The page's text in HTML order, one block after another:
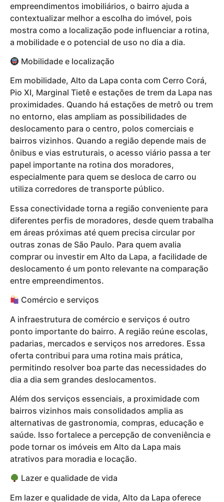
empreendimentos imobiliários, o bairro ajuda a
contextualizar melhor a escolha do imóvel, pois
mostra como a localização pode influenciar a rotina,
a mobilidade e o potencial de uso no dia a dia.
Mobilidade e localização
Em mobilidade, Alto da Lapa conta com Cerro Corá,
Pio XI, Marginal Tietê e estações de trem da Lapa nas
proximidades. Quando há estações de metrô ou trem
no entorno, elas ampliam as possibilidades de
deslocamento para o centro, polos comerciais e
bairros vizinhos. Quando a região depende mais de
ônibus e vias estruturais, o acesso viário passa a ter
papel importante na rotina dos moradores,
especialmente para quem se desloca de carro ou
utiliza corredores de transporte público.
Essa conectividade torna a região conveniente para
diferentes perfis de moradores, desde quem trabalha
em áreas próximas até quem precisa circular por
outras zonas de São Paulo. Para quem avalia
comprar ou investir em Alto da Lapa, a facilidade de
deslocamento é um ponto relevante na comparação
entre empreendimentos.
Comércio e serviços
A infraestrutura de comércio e serviços é outro
ponto importante do bairro. A região reúne escolas,
padarias, mercados e serviços nos arredores. Essa
oferta contribui para uma rotina mais prática,
permitindo resolver boa parte das necessidades do
dia a dia sem grandes deslocamentos.
Além dos serviços essenciais, a proximidade com
bairros vizinhos mais consolidados amplia as
alternativas de gastronomia, compras, educação e
saúde. Isso fortalece a percepção de conveniência e
pode tornar os imóveis em Alto da Lapa mais
atrativos para moradia e locação.
Lazer e qualidade de vida
Em lazer e qualidade de vida, Alto da Lapa oferece